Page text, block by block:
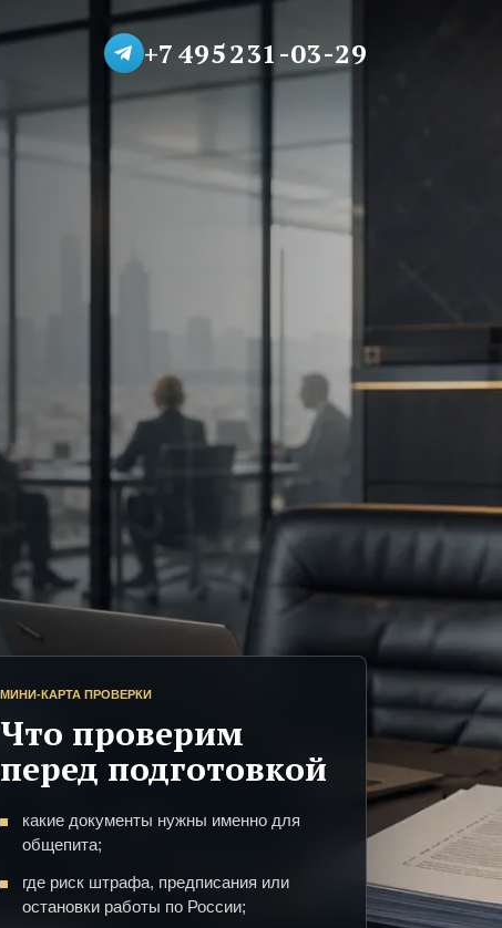
+7 495 231-03-29
МИНИ-КАРТА ПРОВЕРКИ
Что проверим
перед подготовкой
какие документы нужны именно для
общепита;
где риск штрафа, предписания или
остановки работы по России;